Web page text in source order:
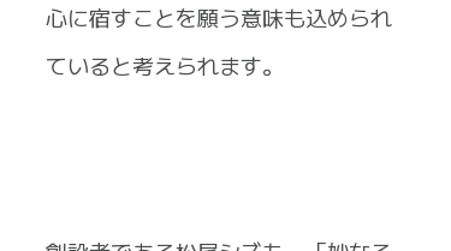
心に宿すことを願う意味も込められ
ていると考えられます。